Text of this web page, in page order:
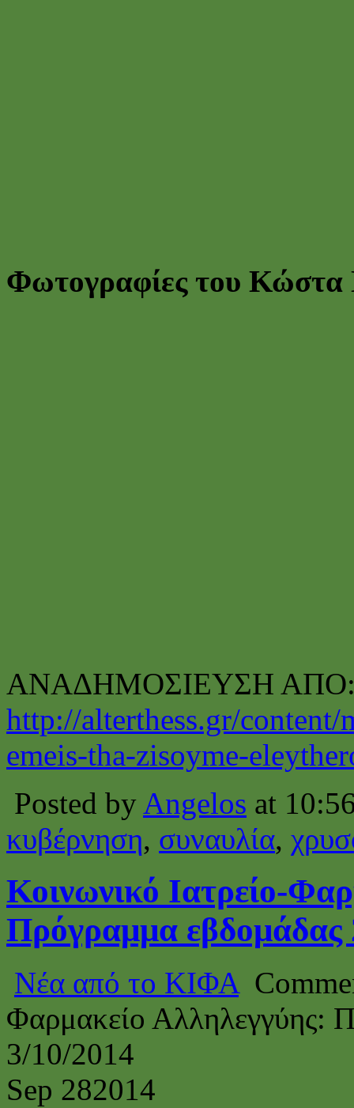
Φωτογραφίες του Κώστα
ΑΝΑΔΗΜΟΣΙΕΥΣΗ
http://alterthess.gr/
emeis-tha-zisoyme-
Posted by Angelos at
κυβέρνηση, συναυλία,
Κοινωνικό Ιατρείο-
Πρόγραμμα εβδομάδας
Νέα από το ΚΙΦΑ
Φαρμακείο Αλληλεγγύης:
3/10/2014
Sep 282014